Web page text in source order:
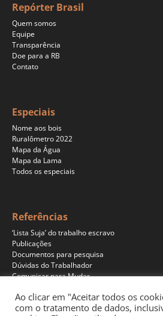
Repórter Brasil
Quem somos
Equipe
Transparência
Doe para a RB
Contato
Especiais
Nome aos bois
Ruralômetro 2022
Mapa da Água
Mapa da Lama
Todos os especiais
Referências
‘Lista Suja’ do trabalho escravo
Publicações
Documentos para pesquisa
Dúvidas do Trabalhador
Comunicar para Mudar
Ao clicar em "Aceitar todos os
com o tratamento de dados,